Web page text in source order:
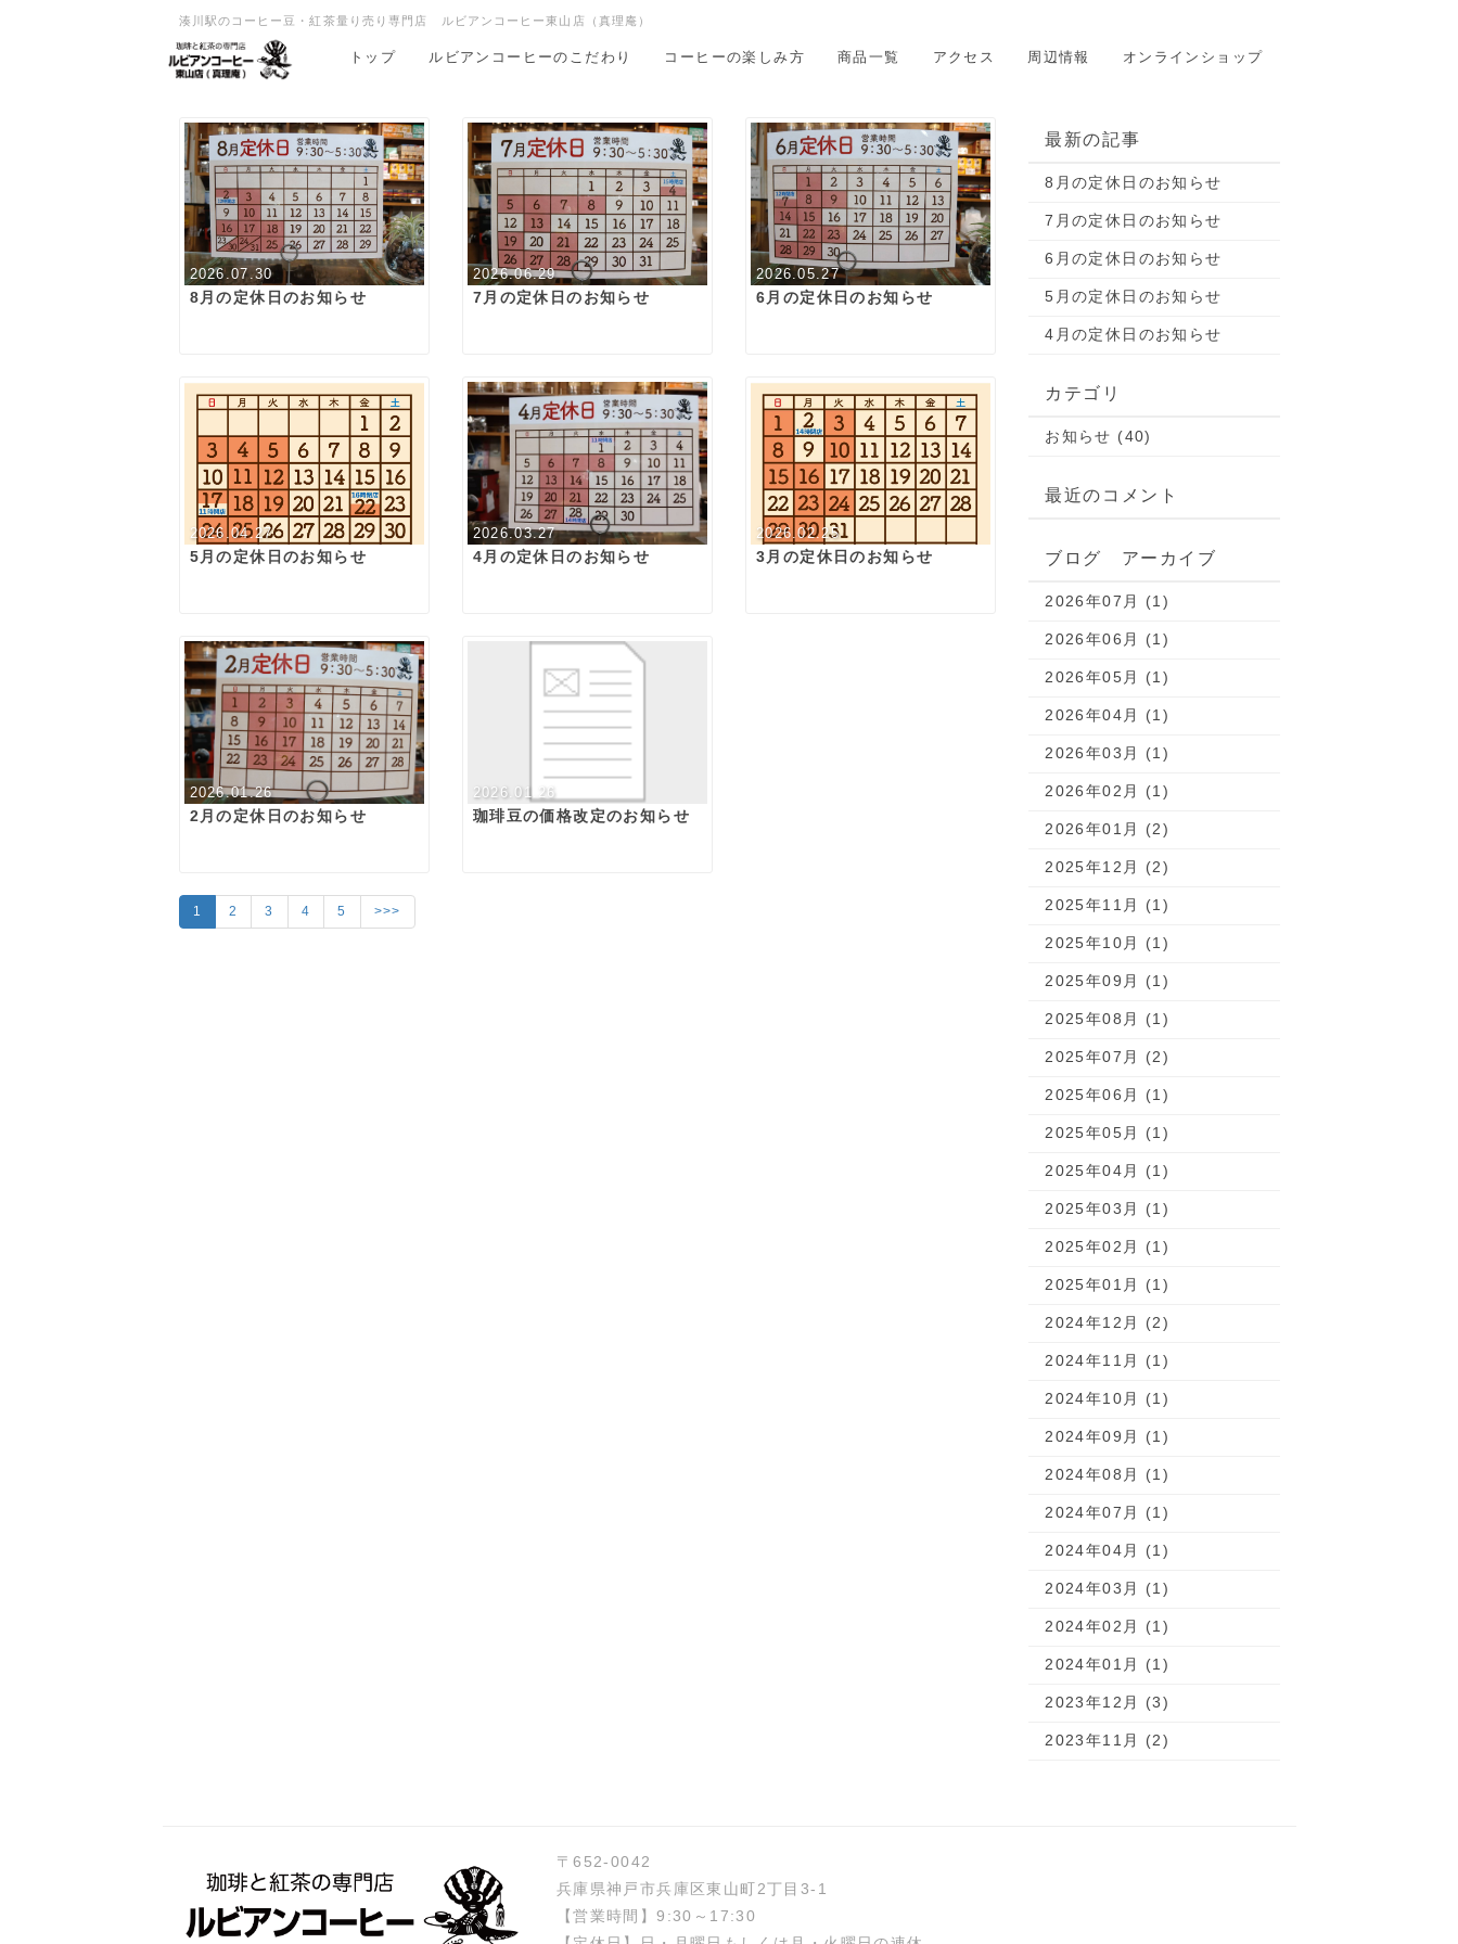
湊川駅のコーヒー豆・紅茶量り売り専門店 ルビアンコーヒー東山店（真理庵）
トップ ルビアンコーヒーのこだわり コーヒーの楽しみ方 商品一覧 アクセス 周辺情報 オンラインショップ
2026.07.30
8月の定休日のお知らせ
2026.06.29
7月の定休日のお知らせ
2026.05.27
6月の定休日のお知らせ
2026.04.27
5月の定休日のお知らせ
2026.03.27
4月の定休日のお知らせ
2026.02.25
3月の定休日のお知らせ
2026.01.26
2月の定休日のお知らせ
2026.01.26
珈琲豆の価格改定のお知らせ
1 2 3 4 5 >>>
最新の記事
8月の定休日のお知らせ
7月の定休日のお知らせ
6月の定休日のお知らせ
5月の定休日のお知らせ
4月の定休日のお知らせ
カテゴリ
お知らせ (40)
最近のコメント
ブログ アーカイブ
2026年07月 (1)
2026年06月 (1)
2026年05月 (1)
2026年04月 (1)
2026年03月 (1)
2026年02月 (1)
2026年01月 (2)
2025年12月 (2)
2025年11月 (1)
2025年10月 (1)
2025年09月 (1)
2025年08月 (1)
2025年07月 (2)
2025年06月 (1)
2025年05月 (1)
2025年04月 (1)
2025年03月 (1)
2025年02月 (1)
2025年01月 (1)
2024年12月 (2)
2024年11月 (1)
2024年10月 (1)
2024年09月 (1)
2024年08月 (1)
2024年07月 (1)
2024年04月 (1)
2024年03月 (1)
2024年02月 (1)
2024年01月 (1)
2023年12月 (3)
2023年11月 (2)
〒652-0042
兵庫県神戸市兵庫区東山町2丁目3-1
【営業時間】9:30～17:30